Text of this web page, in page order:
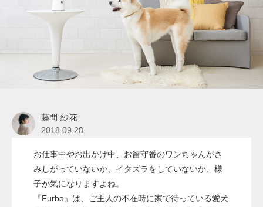
藤間 紗花
2018.09.28
お仕事中やお出かけ中、お留守番のワンちゃんがさ
みしがっていないか、イタズラをしていないか、様
子が気になりますよね。
『Furbo』は、ご主人の不在時に家で待っている愛犬